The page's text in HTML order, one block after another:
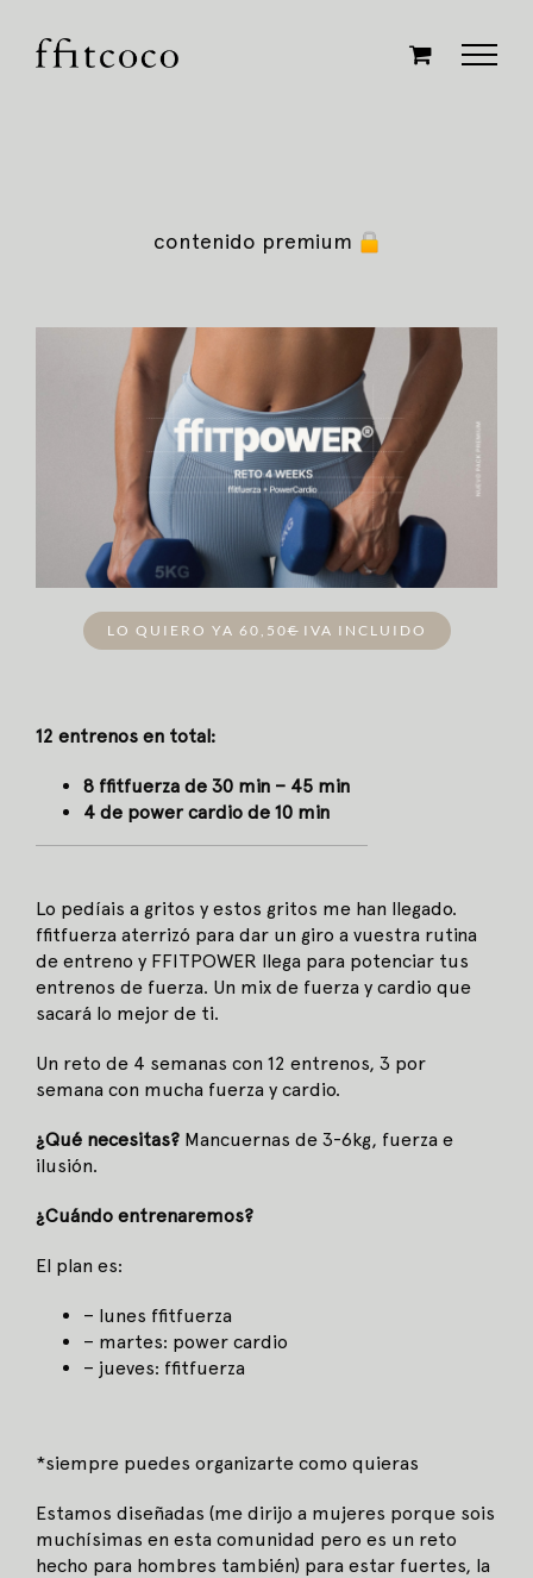
contenido
contenido premium
LO QUIERO YA 60,50€IVA INCLUIDO
12 entrenos en total:
8 ffitfuerza de 30 min – 45 min
4 de power cardio de 10 min
Lo pedíais a gritos y estos gritos me han llegado.
ffitfuerza aterrizó para dar un giro a vuestra rutina
de entreno y FFITPOWER llega para potenciar tus
entrenos de fuerza. Un mix de fuerza y cardio que
sacará lo mejor de ti.
Un reto de 4 semanas con 12 entrenos, 3 por
semana con mucha fuerza y cardio.
¿Qué necesitas? Mancuernas de 3-6kg, fuerza e
ilusión.
¿Cuándo entrenaremos?
El plan es:
– lunes ffitfuerza
– martes: power cardio
– jueves: ffitfuerza
*siempre puedes organizarte como quieras
Estamos diseñadas (me dirijo a mujeres porque sois
muchísimas en esta comunidad pero es un reto
hecho para hombres también) para estar fuertes, la